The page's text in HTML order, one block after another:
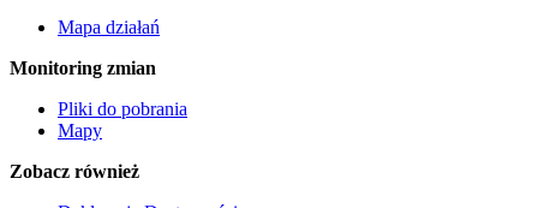
Mapa działań
Monitoring zmian
Pliki do pobrania
Mapy
Zobacz również